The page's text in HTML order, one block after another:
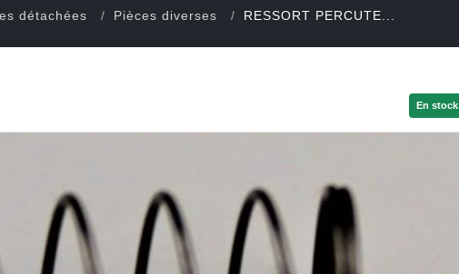
détachées Pièces diverses RESSORT PERCUTE...
En stock